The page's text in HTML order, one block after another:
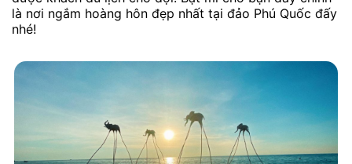
là nơi ngắm hoàng hôn đẹp nhất tại đảo Phú Quốc đấy
nhé!